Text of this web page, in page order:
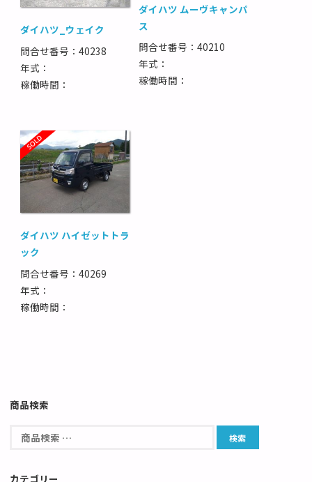
ダイハツ_ウェイク
問合せ番号：40238
年式：
稼働時間：
ダイハツ ムーヴキャンパ
ス
問合せ番号：40210
年式：
稼働時間：
ダイハツ ハイゼットトラ
ック
問合せ番号：40269
年式：
稼働時間：
商品検索
カテゴリー